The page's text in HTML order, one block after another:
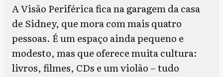
A Visão Periférica fica na garagem da casa
de Sidney, que mora com mais quatro
pessoas. É um espaço ainda pequeno e
modesto, mas que oferece muita cultura:
livros, filmes, CDs e um violão – tudo